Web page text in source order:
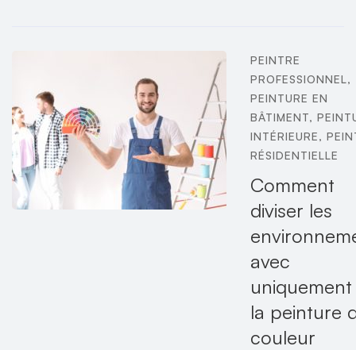
PEINTRE
PROFESSIONNEL,
PEINTURE EN
BÂTIMENT,
INTÉRIEURE,
RÉSIDENTIELLE
Comment
diviser les
avec
la peinture
couleur